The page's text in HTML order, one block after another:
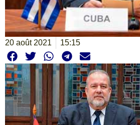
20 août 2021 15:15